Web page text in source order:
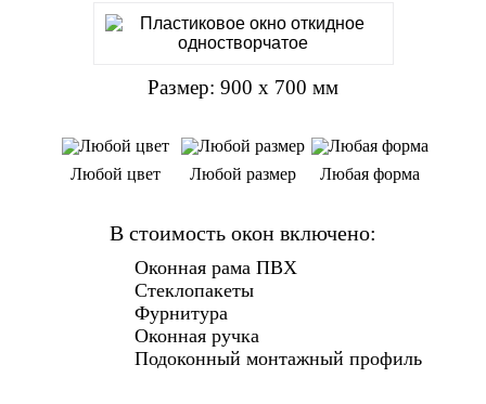
Размер: 900 х 700 мм
Любой цвет Любой размер Любая форма
В стоимость окон включено:
Оконная рама ПВХ
Стеклопакеты
Фурнитура
Оконная ручка
Подоконный монтажный профиль